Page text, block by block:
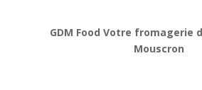
GDM Food Votre fromagerie
Mouscron